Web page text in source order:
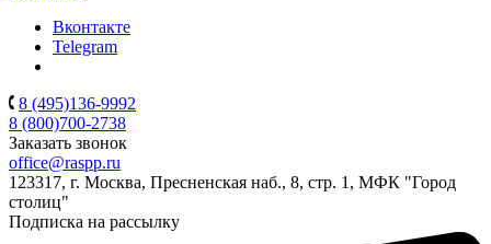
Вконтакте
Telegram
8 (495)136-9992
8 (800)700-2738
Заказать звонок
office@raspp.ru
123317, г. Москва, Пресненская наб., 8, стр. 1, МФК "Город
столиц"
Подписка на рассылку